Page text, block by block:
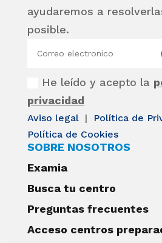
ayudaremos a
posible.
He leído y acepto la
privacidad
Aviso legal | Política de
Política de Cookies
SOBRE NOSOTROS
Examia
Busca tu centro
Preguntas frecuentes
Acceso centros